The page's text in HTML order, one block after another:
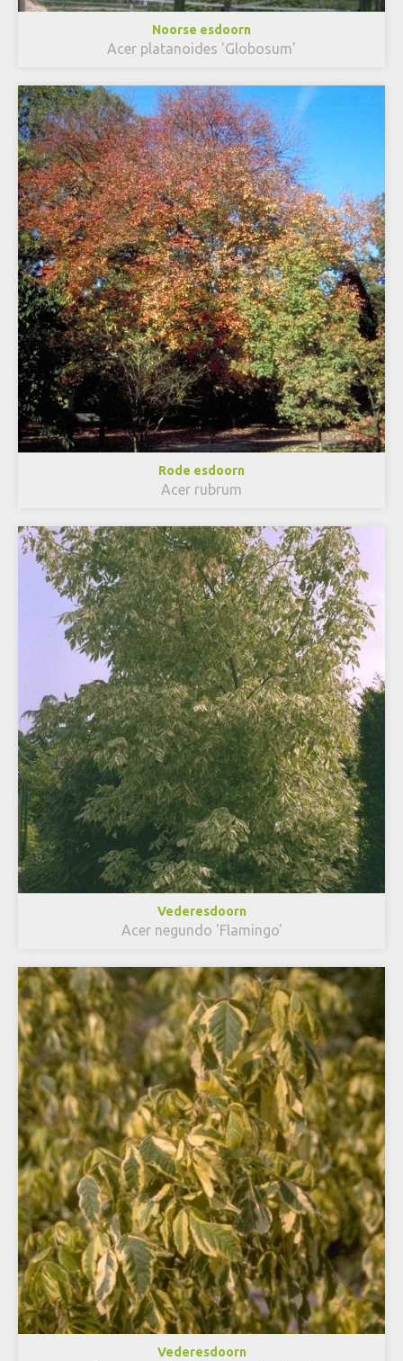
Noorse esdoorn
Acer platanoides 'Globosum'
Rode esdoorn
Acer rubrum
Vederesdoorn
Acer negundo 'Flamingo'
Vederesdoorn